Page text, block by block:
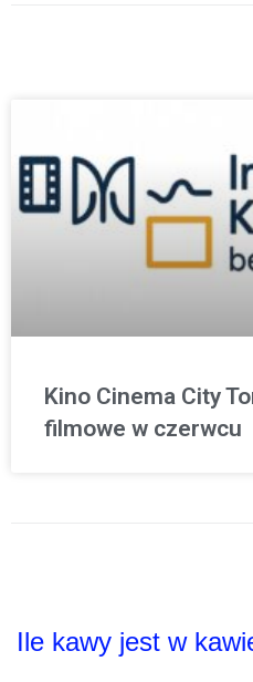
Kino Cinema City
filmowe w czerwcu
Ile kawy jest w